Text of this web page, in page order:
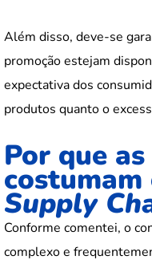
Além disso, deve-se
promoção estejam
expectativa dos
produtos quanto o
Por que
Supply
Conforme comentei, o
complexo e